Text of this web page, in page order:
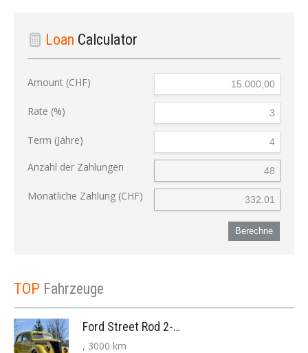
Loan Calculator
Amount (CHF)
Rate (%)
Term (Jahre)
Anzahl der Zahlungen
Monatliche Zahlung (CHF)
Berechne
TOP Fahrzeuge
Ford Street Rod 2-Door V8 Aut. 1937
, 3000 km